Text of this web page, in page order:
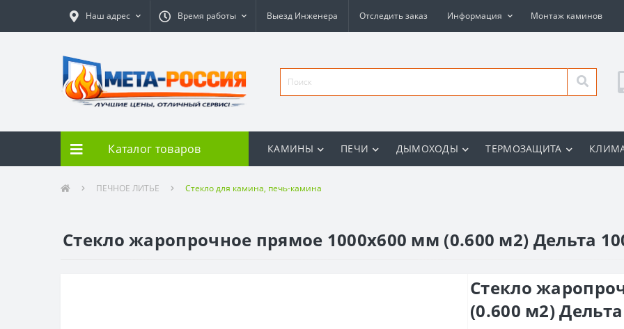
Наш адрес Время работы Выезд Инженера Отследить заказ Информация Монтаж каминов
Каталог товаров КАМИНЫ ПЕЧИ ДЫМОХОДЫ ТЕРМОЗАЩИТА
ПЕЧНОЕ ЛИТЬЕ Стекло для камина, печь-камина
Стекло жаропрочное прямое 1000x600 мм (0.600 м2) Дельта
Стекло
(0.600 м2)